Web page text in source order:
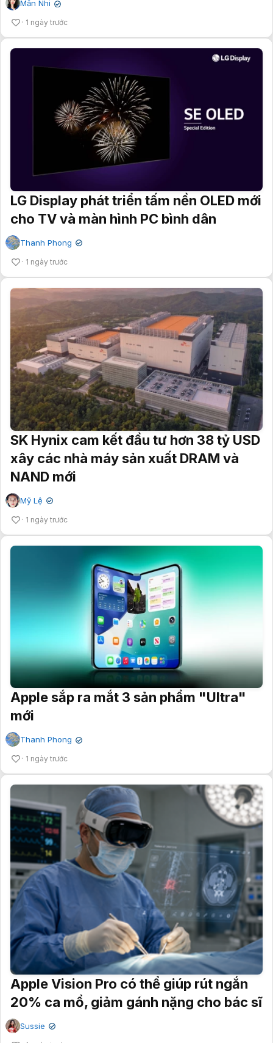
Mẫn Nhi ✔
1 ngày trước
LG Display phát triển tấm nền OLED mới
cho TV và màn hình PC bình dân
Thanh Phong ✔
1 ngày trước
SK Hynix cam kết đầu tư hơn 38 tỷ USD
xây các nhà máy sản xuất DRAM và
NAND mới
Mỹ Lệ ✔
1 ngày trước
Apple sắp ra mắt 3 sản phẩm "Ultra"
mới
Thanh Phong ✔
1 ngày trước
Apple Vision Pro có thể giúp rút ngắn
20% ca mổ, giảm gánh nặng cho bác sĩ
Sussie ✔